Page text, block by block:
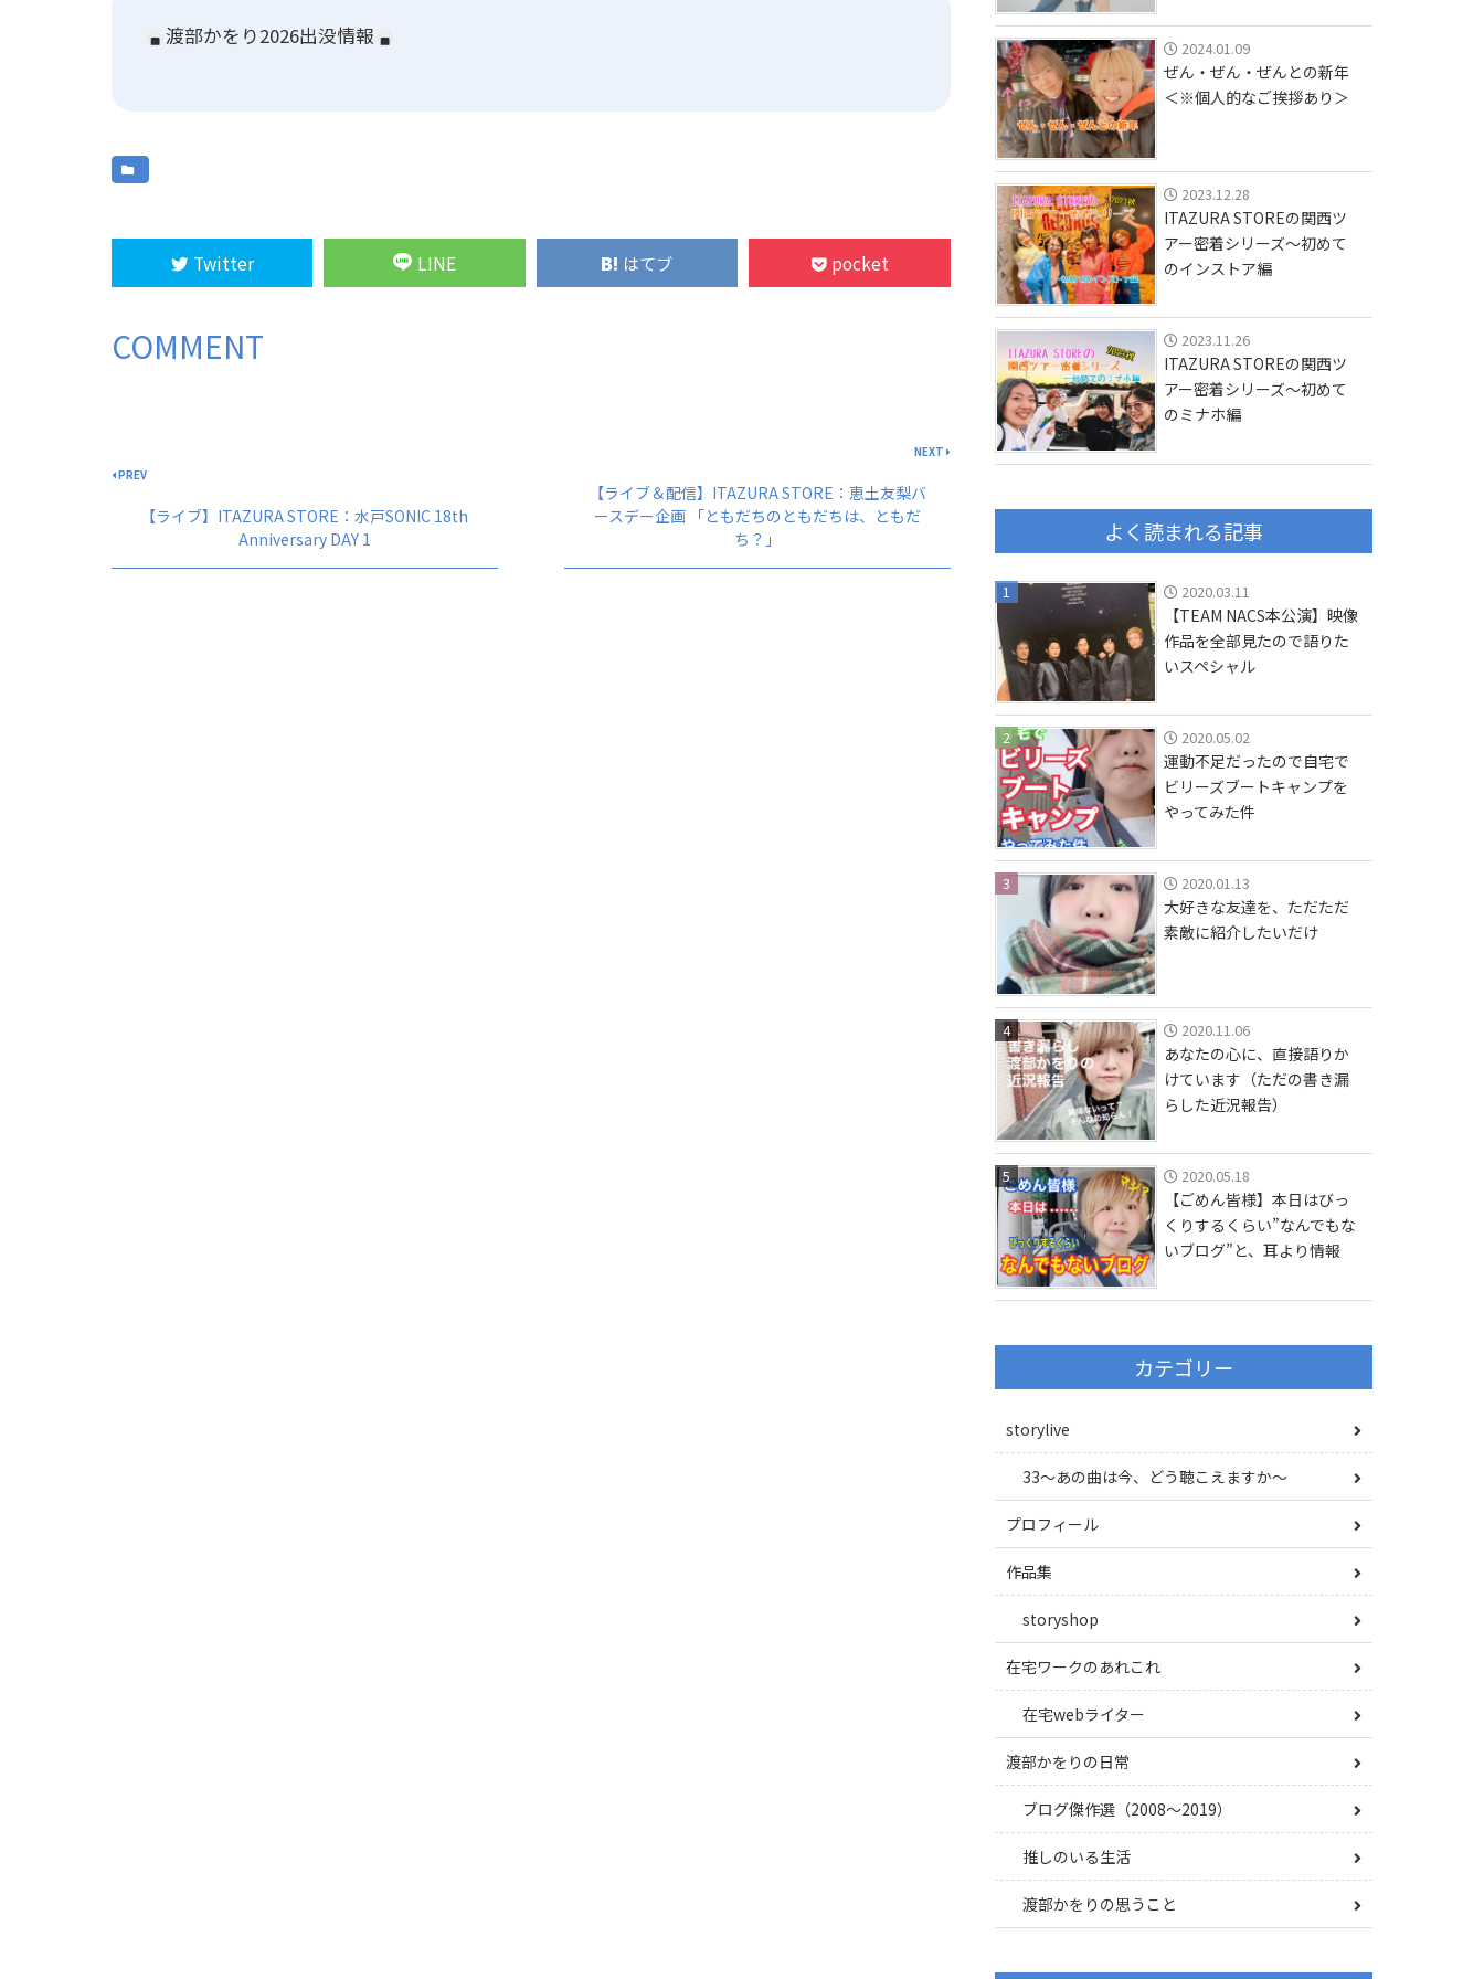
渡部かをり2026出没情報
Twitter LINE はてブ pocket
COMMENT
PREV
【ライブ】ITAZURA STORE：水戸SONIC 18th
Anniversary DAY 1
NEXT
【ライブ＆配信】ITAZURA STORE：恵土友梨バ
ースデー企画 「ともだちのともだちは、ともだ
ち？」
2024.01.09
ぜん・ぜん・ぜんとの新年
＜※個人的なご挨拶あり＞
2023.12.28
ITAZURA STOREの関西ツ
アー密着シリーズ〜初めて
のインストア編
2023.11.26
ITAZURA STOREの関西ツ
アー密着シリーズ〜初めて
のミナホ編
よく読まれる記事
1 2020.03.11
【TEAM NACS本公演】映像
作品を全部見たので語りた
いスペシャル
2 2020.05.02
運動不足だったので自宅で
ビリーズブートキャンプを
やってみた件
3 2020.01.13
大好きな友達を、ただただ
素敵に紹介したいだけ
4 2020.11.06
あなたの心に、直接語りか
けています（ただの書き漏
らした近況報告）
5 2020.05.18
【ごめん皆様】本日はびっ
くりするくらい”なんでもな
いブログ”と、耳より情報
カテゴリー
storylive
33〜あの曲は今、どう聴こえますか〜
プロフィール
作品集
storyshop
在宅ワークのあれこれ
在宅webライター
渡部かをりの日常
ブログ傑作選（2008〜2019）
推しのいる生活
渡部かをりの思うこと